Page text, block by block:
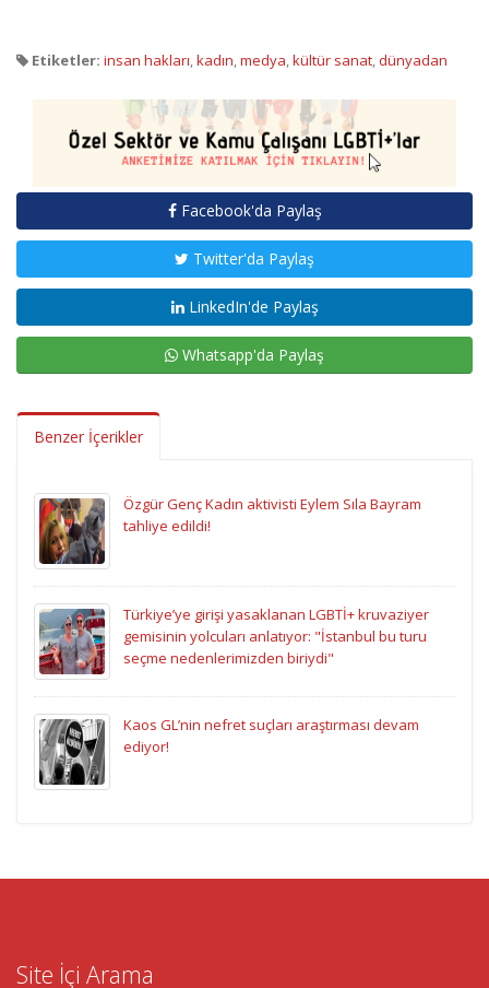
Etiketler: insan hakları,kadın,medya,kültür sanat,dünyadan
Facebook'da Paylaş
Twitter'da Paylaş
LinkedIn'de Paylaş
Whatsapp'da Paylaş
Benzer İçerikler
Özgür Genç Kadın aktivisti Eylem Sıla Bayram
tahliye edildi!
Türkiye’ye girişi yasaklanan LGBTİ+ kruvaziyer
gemisinin yolcuları anlatıyor: "İstanbul bu turu
seçme nedenlerimizden biriydi"
Kaos GL’nin nefret suçları araştırması devam
ediyor!
Site İçi Arama